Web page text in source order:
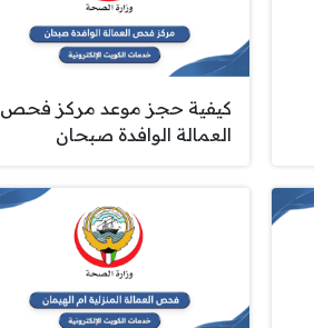
كيفية حجز موعد مركز فحص
العمالة الوافدة صبحان